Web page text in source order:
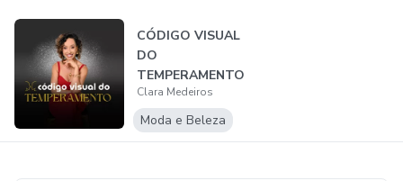
CÓDIGO VISUAL
DO
TEMPERAMENTO
Clara Medeiros
Moda e Beleza